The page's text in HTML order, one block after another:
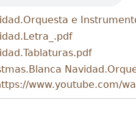
e
www.youtube.com/